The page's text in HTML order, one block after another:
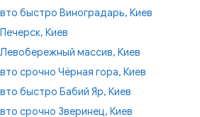
быстро Виноградарь, Киев
Киев
массив, Киев
срочно Чёрная гора, Киев
быстро Бабий Яр, Киев
срочно Зверинец, Киев